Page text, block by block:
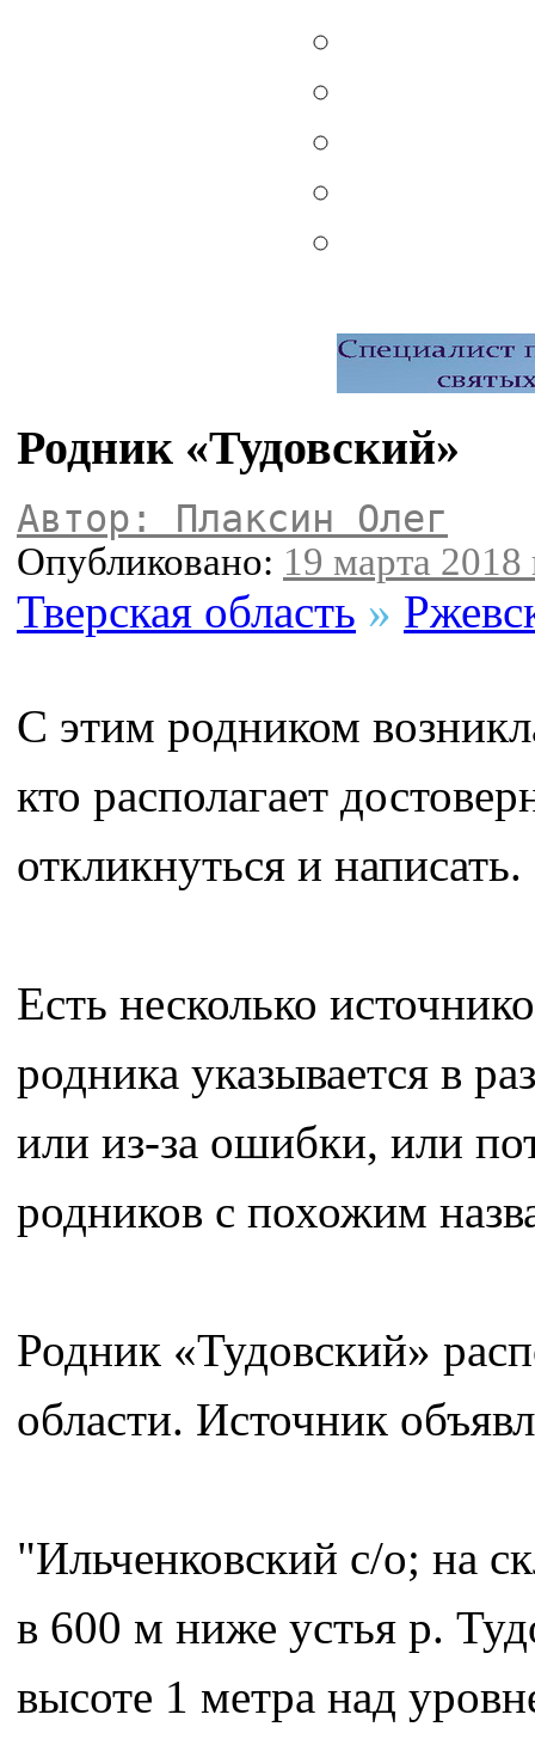
Родник «Тудовский»
Автор: Плаксин Олег
Опубликовано: 19 марта 2018
Тверская область »
С этим родником
кто располагает
откликнуться и написать.
Есть несколько
родника указывается в
или из-за ошибки, или
родников с похожим
Родник «Тудовский»
области. Источник
"Ильченковский с/о; на
в 600 м ниже устья р.
высоте 1 метра над